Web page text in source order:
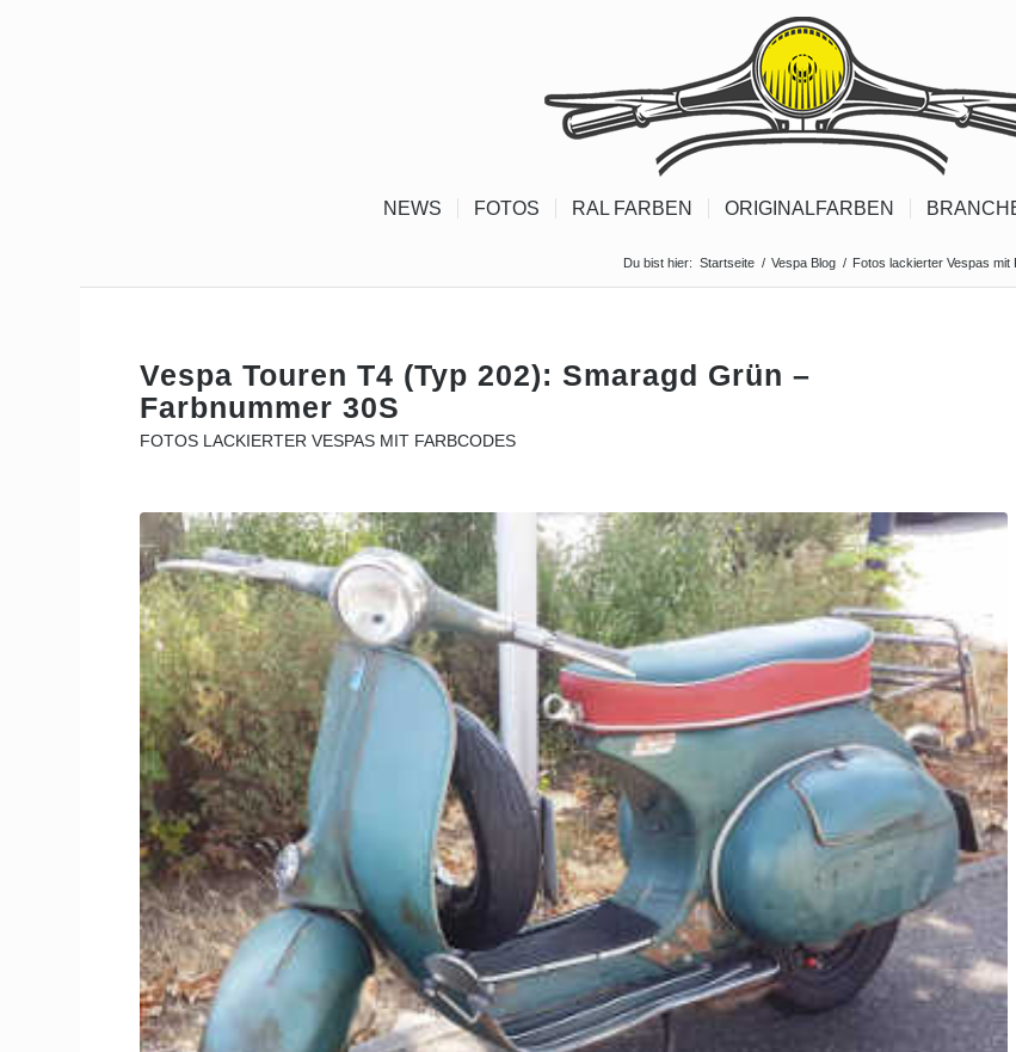
NEWS FOTOS RAL FARBEN ORIGINALFARBEN
Du bist hier: Startseite / Vespa Blog / Fotos lackierter Vespas mit
Vespa Touren T4 (Typ 202): Smaragd Grün –
Farbnummer 30S
FOTOS LACKIERTER VESPAS MIT FARBCODES